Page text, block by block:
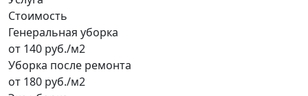
Стоимость
Генеральная уборка
от 140 руб./м2
Уборка после ремонта
от 180 руб./м2